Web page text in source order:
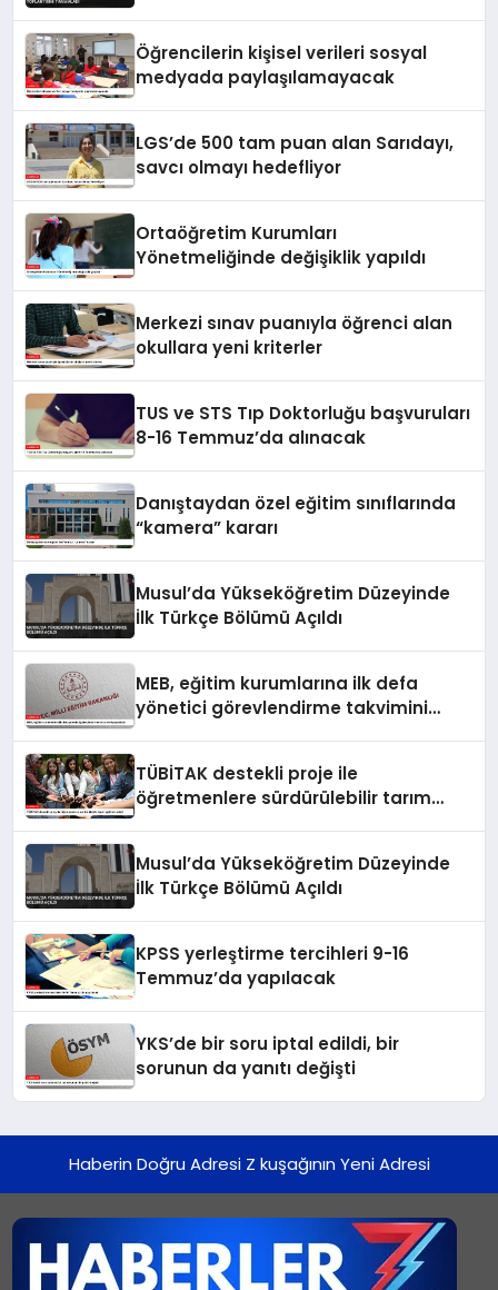
Öğrencilerin kişisel verileri sosyal
medyada paylaşılamayacak
LGS’de 500 tam puan alan Sarıdayı,
savcı olmayı hedefliyor
Ortaöğretim Kurumları
Yönetmeliğinde değişiklik yapıldı
Merkezi sınav puanıyla öğrenci alan
okullara yeni kriterler
TUS ve STS Tıp Doktorluğu başvuruları
8-16 Temmuz’da alınacak
Danıştaydan özel eğitim sınıflarında
“kamera” kararı
Musul’da Yükseköğretim Düzeyinde
İlk Türkçe Bölümü Açıldı
MEB, eğitim kurumlarına ilk defa
yönetici görevlendirme takvimini
TÜBİTAK destekli proje ile
öğretmenlere sürdürülebilir tarım
Musul’da Yükseköğretim Düzeyinde
İlk Türkçe Bölümü Açıldı
KPSS yerleştirme tercihleri 9-16
Temmuz’da yapılacak
YKS’de bir soru iptal edildi, bir
sorunun da yanıtı değişti
Haberin Doğru Adresi Z kuşağının Yeni Adresi